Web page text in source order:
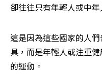
卻往往只有年輕人或中年
這是因為這些國家的人
具，而是年輕人或注重
的運動。